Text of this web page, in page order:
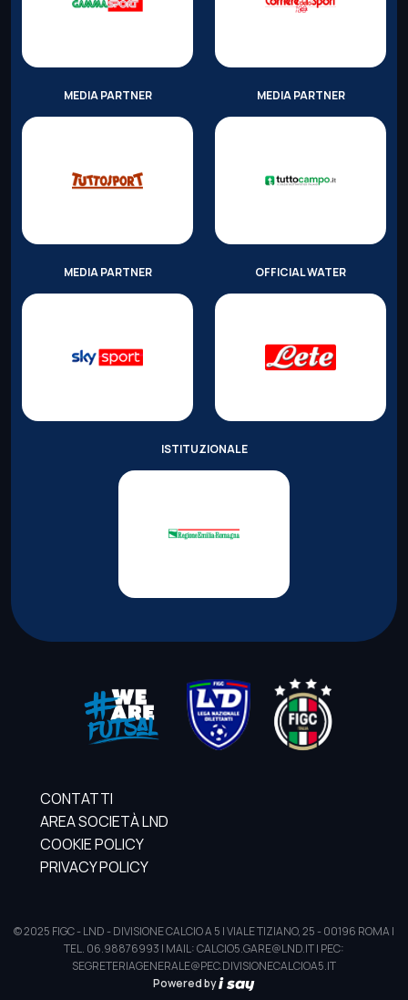
MEDIA PARTNER MEDIA PARTNER
MEDIA PARTNER OFFICIAL WATER
ISTITUZIONALE
CONTATTI
AREA SOCIETÀ LND
COOKIE POLICY
PRIVACY POLICY
© 2025 FIGC - LND - DIVISIONE CALCIO A 5 | VIALE TIZIANO, 25 - 00196 ROMA |
TEL. 06.98876993 | MAIL: CALCIO5.GARE@LND.IT | PEC:
SEGRETERIAGENERALE@PEC.DIVISIONECALCIOA5.IT
Powered by